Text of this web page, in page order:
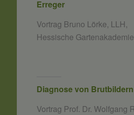
Erreger
Vortrag Bruno Lörke, LLH,
Hessische
Diagnose von
Vortrag Prof. Dr. Wolfgang